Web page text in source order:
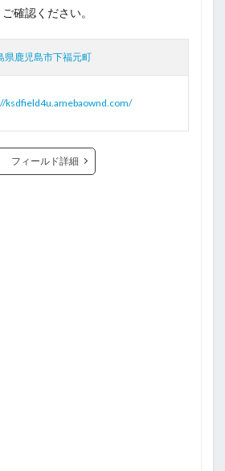
確認ください。
県鹿児島市下福元町
ksdfield4u.amebaownd.com/
フィールド詳細